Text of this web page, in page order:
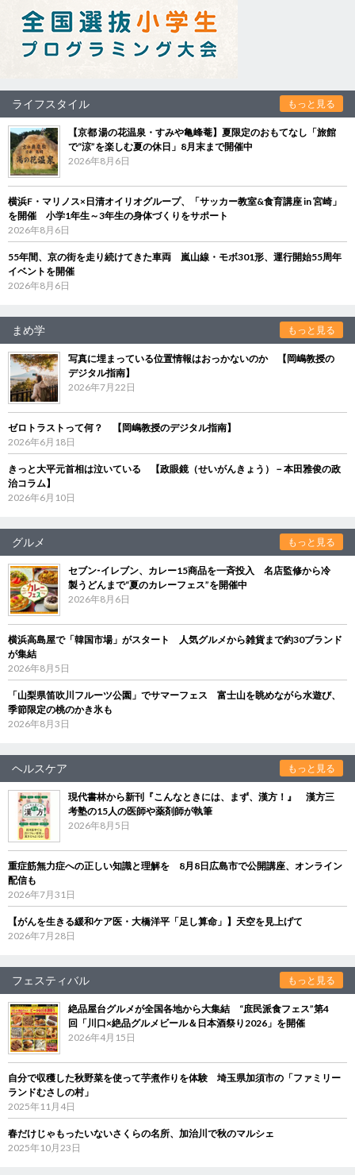
ライフスタイル もっと見る
【京都 湯の花温泉・すみや亀峰菴】夏限定のおもてなし「旅館
で“涼”を楽しむ夏の休日」8月末まで開催中
2026年8月6日
横浜F・マリノス×日清オイリオグループ、「サッカー教室&食育講座 in 宮崎」
を開催 小学1年生～3年生の身体づくりをサポート
2026年8月6日
55年間、京の街を走り続けてきた車両 嵐山線・モボ301形、運行開始55周年
イベントを開催
2026年8月6日
まめ学 もっと見る
写真に埋まっている位置情報はおっかないのか 【岡嶋教授の
デジタル指南】
2026年7月22日
ゼロトラストって何？ 【岡嶋教授のデジタル指南】
2026年6月18日
きっと大平元首相は泣いている 【政眼鏡（せいがんきょう）－本田雅俊の政
治コラム】
2026年6月10日
グルメ もっと見る
セブン‐イレブン、カレー15商品を一斉投入 名店監修から冷
製うどんまで“夏のカレーフェス”を開催中
2026年8月6日
横浜高島屋で「韓国市場」がスタート 人気グルメから雑貨まで約30ブランド
が集結
2026年8月5日
「山梨県笛吹川フルーツ公園」でサマーフェス 富士山を眺めながら水遊び、
季節限定の桃のかき氷も
2026年8月3日
ヘルスケア もっと見る
現代書林から新刊『こんなときには、まず、漢方！』 漢方三
考塾の15人の医師や薬剤師が執筆
2026年8月5日
重症筋無力症への正しい知識と理解を 8月8日広島市で公開講座、オンライン
配信も
2026年7月31日
【がんを生きる緩和ケア医・大橋洋平「足し算命」】天空を見上げて
2026年7月28日
フェスティバル もっと見る
絶品屋台グルメが全国各地から大集結 “庶民派食フェス”第4
回「川口×絶品グルメビール＆日本酒祭り2026」を開催
2026年4月15日
自分で収穫した秋野菜を使って芋煮作りを体験 埼玉県加須市の「ファミリー
ランドむさしの村」
2025年11月4日
春だけじゃもったいないさくらの名所、加治川で秋のマルシェ
2025年10月23日